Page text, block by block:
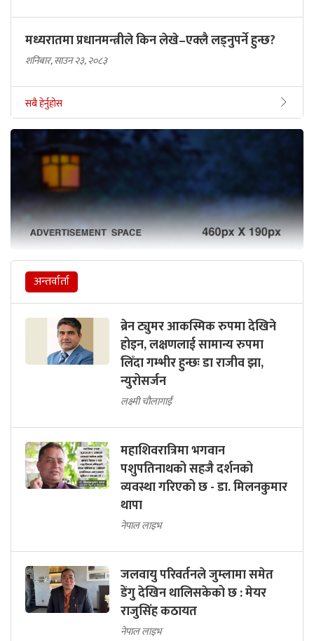
मध्यरातमा प्रधानमन्त्रीले किन लेखे–एक्लै लड्नुपर्ने हुन्छ?
शनिबार, साउन २३, २०८३
सबै हेर्नुहोस
अन्तर्वार्ता
ब्रेन ट्युमर आकस्मिक रुपमा देखिने
होइन, लक्षणलाई सामान्य रुपमा
लिँदा गम्भीर हुन्छः डा राजीव झा,
न्युरोसर्जन
लक्ष्मी चौलागाईं
महाशिवरात्रिमा भगवान
पशुपतिनाथको सहजै दर्शनको
व्यवस्था गरिएको छ - डा. मिलनकुमार
थापा
नेपाल लाइभ
जलवायु परिवर्तनले जुम्लामा समेत
डेंगु देखिन थालिसकेको छ : मेयर
राजुसिंह कठायत
नेपाल लाइभ